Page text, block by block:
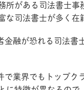
所がある司法書士事
司法書士が多く在
融が恐れる司法書
業界でもトップク